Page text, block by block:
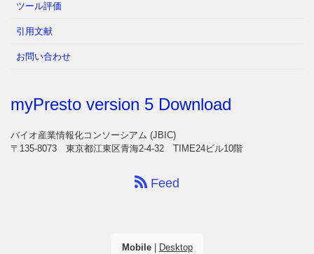
ツール評価
引用文献
お問い合わせ
myPresto version 5 Download
バイオ産業情報化コンソーシアム (JBIC)
〒135-8073 東京都江東区青海2-4-32 TIME24ビル10階
Feed
Mobile| Desktop